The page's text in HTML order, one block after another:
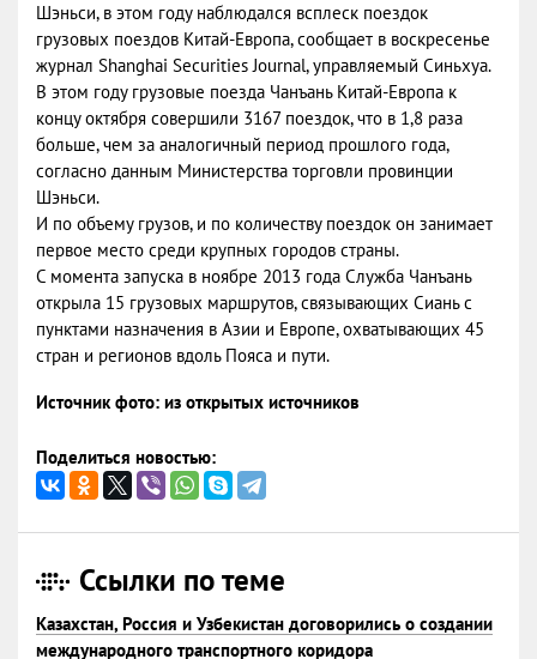
Шэньси, в этом году наблюдался всплеск поездок
грузовых поездов Китай-Европа, сообщает в воскресенье
журнал Shanghai Securities Journal, управляемый Синьхуа.
В этом году грузовые поезда Чанъань Китай-Европа к
концу октября совершили 3167 поездок, что в 1,8 раза
больше, чем за аналогичный период прошлого года,
согласно данным Министерства торговли провинции
Шэньси.
И по объему грузов, и по количеству поездок он занимает
первое место среди крупных городов страны.
С момента запуска в ноябре 2013 года Служба Чанъань
открыла 15 грузовых маршрутов, связывающих Сиань с
пунктами назначения в Азии и Европе, охватывающих 45
стран и регионов вдоль Пояса и пути.
Источник фото: из открытых источников
Поделиться новостью:
Ссылки по теме
Казахстан, Россия и Узбекистан договорились о создании
международного транспортного коридора